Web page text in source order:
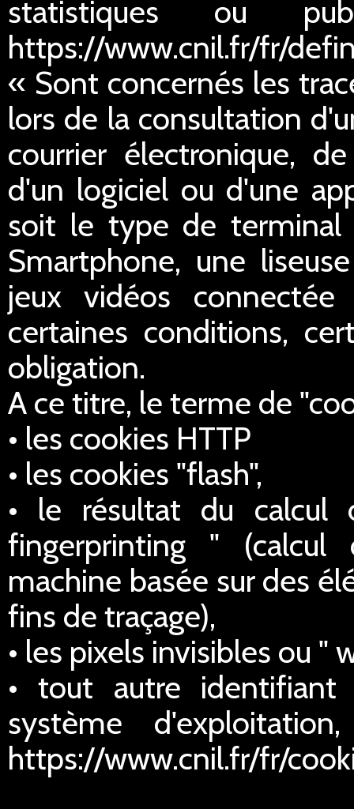
statistiques ou
https://www.cnil.fr/fr/
« Sont concernés les
lors de la consultation
courrier électronique,
d'un logiciel ou d'une
soit le type de terminal
Smartphone, une
jeux vidéos
certaines conditions,
obligation.
A ce titre, le terme de
• les cookies HTTP
• les cookies "flash",
• le résultat du calcul
fingerprinting "
machine basée sur des
fins de traçage),
• les pixels invisibles ou "
• tout autre
système
https://www.cnil.fr/fr/